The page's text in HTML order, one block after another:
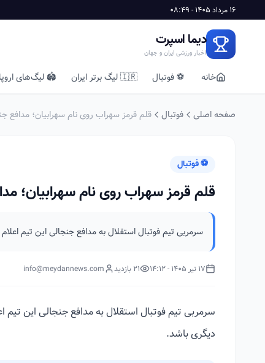
16 مرداد 1405 - 08:49
دیما اسپرت
اخبار ورزشی ایران و جهان
خانه ⚽ فوتبال 🇮🇷 لیگ برتر ایران 🏟️ لیگ‌های
صفحه اصلی فوتبال قلم قرمز سهراب روی نام سهرابیان؛ مدافع
⚽ فوتبال
قلم قرمز سهراب روی نام سهرابیان؛
سرمربی تیم فوتبال استقلال به مدافع جنجالی این تیم
17 تیر 1405 - 14:12 21 بازدید info@meydannews.com
سرمربی تیم فوتبال استقلال به مدافع جنجالی این تیم
دیگری باشد.